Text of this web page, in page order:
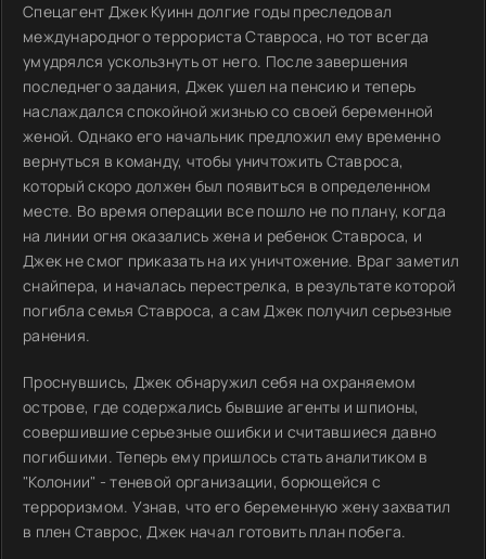
Спецагент Джек Куинн долгие годы преследовал
международного террориста Ставроса, но тот всегда
умудрялся ускользнуть от него. После завершения
последнего задания, Джек ушел на пенсию и теперь
наслаждался спокойной жизнью со своей беременной
женой. Однако его начальник предложил ему временно
вернуться в команду, чтобы уничтожить Ставроса,
который скоро должен был появиться в определенном
месте. Во время операции все пошло не по плану, когда
на линии огня оказались жена и ребенок Ставроса, и
Джек не смог приказать на их уничтожение. Враг заметил
снайпера, и началась перестрелка, в результате которой
погибла семья Ставроса, а сам Джек получил серьезные
ранения.
Проснувшись, Джек обнаружил себя на охраняемом
острове, где содержались бывшие агенты и шпионы,
совершившие серьезные ошибки и считавшиеся давно
погибшими. Теперь ему пришлось стать аналитиком в
"Колонии" - теневой организации, борющейся с
терроризмом. Узнав, что его беременную жену захватил
в плен Ставрос, Джек начал готовить план побега.